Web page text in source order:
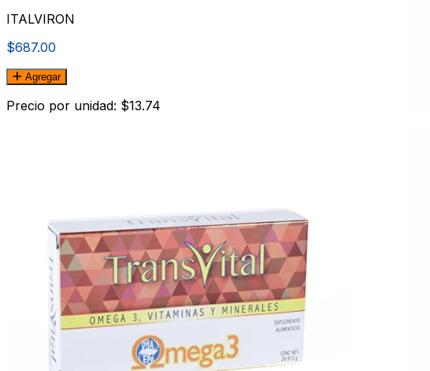
ITALVIRON
$687.00
Agregar
Precio por unidad: $13.74